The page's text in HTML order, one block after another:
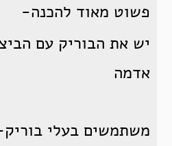
פשוט מאוד להכנה-
יש את הבוריק עם
אדמה
משתמשים בעלי